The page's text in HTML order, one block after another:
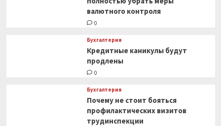
валютного контроля
0
Бухгалтерия
Кредитные каникулы будут
продлены
0
Бухгалтерия
Почему не стоит бояться
профилактических визитов
трудинспекции